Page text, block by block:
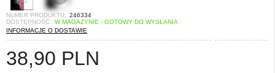
NUMER PRODUKTU: 246334
DOSTĘPNOŚĆ: W MAGAZYNIE - GOTOWY DO WYSŁANIA
INFORMACJE O DOSTAWIE
38,90 PLN